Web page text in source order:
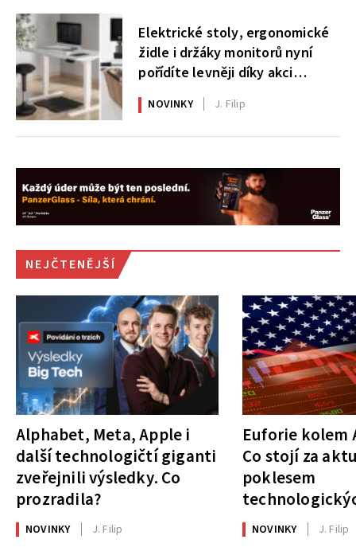
Elektrické stoly, ergonomické
židle i držáky monitorů nyní
pořídíte levněji díky akci
AlzaErgo
NOVINKY J. Filip
NEJČTENĚJŠÍ
Alphabet, Meta, Apple i
další technologičtí giganti
zveřejnili výsledky. Co
prozradila?
NOVINKY J. Filip
Euforie kolem
Co stojí za
poklesem
NOVINKY J. Filip